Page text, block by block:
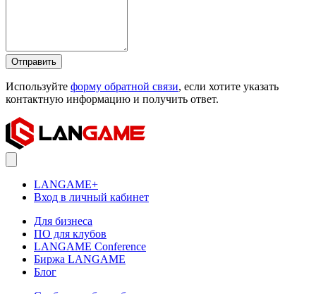
Отправить
Используйте форму обратной связи, если хотите указать
контактную информацию и получить ответ.
LANGAME+
Вход в личный кабинет
Для бизнеса
ПО для клубов
LANGAME Conference
Биржа LANGAME
Блог